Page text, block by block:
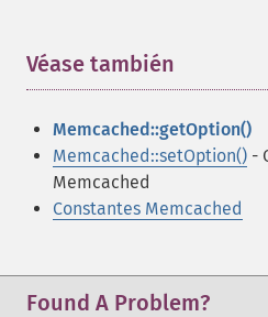
Véase también
Memcached::getOption()
Memcached::setOption() -
Memcached
Constantes Memcached
Found A Problem?